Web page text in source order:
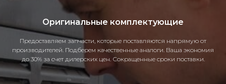
Оригинальные комплектующие
Предоставляем запчасти, которые поставляются напрямую от
производителей. Подберем качественные аналоги. Ваша экономия
до 30% за счет дилерских цен. Сокращенные сроки поставки.